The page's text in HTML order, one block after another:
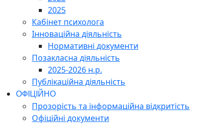
2025
Кабінет психолога
Інноваційна діяльність
Нормативні документи
Позакласна діяльність
2025-2026 н.р.
Публікаційна діяльність
ОФІЦІЙНО
Прозорість та інформаційна відкритість
Офіційні документи